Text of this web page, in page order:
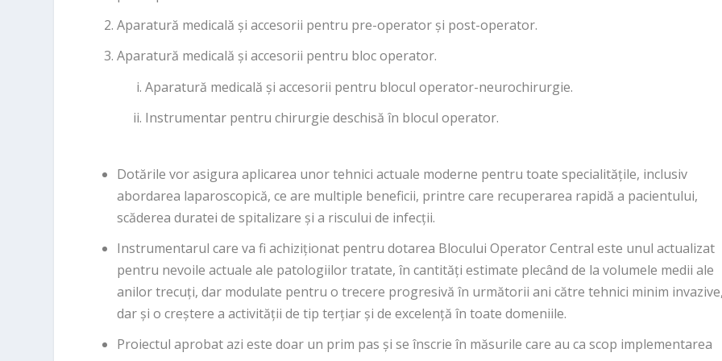
Aparatură medicală și accesorii pentru pre-operator și post-operator.
Aparatură medicală și accesorii pentru bloc operator.
Aparatură medicală și accesorii pentru blocul operator-neurochirurgie.
Instrumentar pentru chirurgie deschisă în blocul operator.
Dotările vor asigura aplicarea unor tehnici actuale moderne pentru toate specialitățile, inclusiv
abordarea laparoscopică, ce are multiple beneficii, printre care recuperarea rapidă a pacientului,
scăderea duratei de spitalizare și a riscului de infecții.
Instrumentarul care va fi achiziționat pentru dotarea Blocului Operator Central este unul actualizat
pentru nevoile actuale ale patologiilor tratate, în cantități estimate plecând de la volumele medii ale
anilor trecuți, dar modulate pentru o trecere progresivă în următorii ani către tehnici minim
dar și o creștere a activității de tip terțiar și de excelență în toate domeniile.
Proiectul aprobat azi este doar un prim pas și se înscrie în măsurile care au ca scop implementarea